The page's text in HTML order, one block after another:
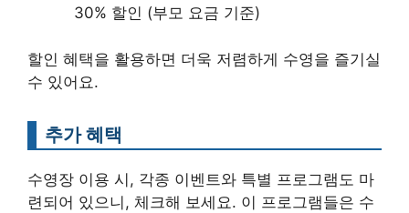
30% 할인 (부모 요금 기준)
할인 혜택을 활용하면 더욱 저렴하게 수영을 즐기실
수 있어요.
추가 혜택
수영장 이용 시, 각종 이벤트와 특별 프로그램도 마
련되어 있으니, 체크해 보세요. 이 프로그램들은 수